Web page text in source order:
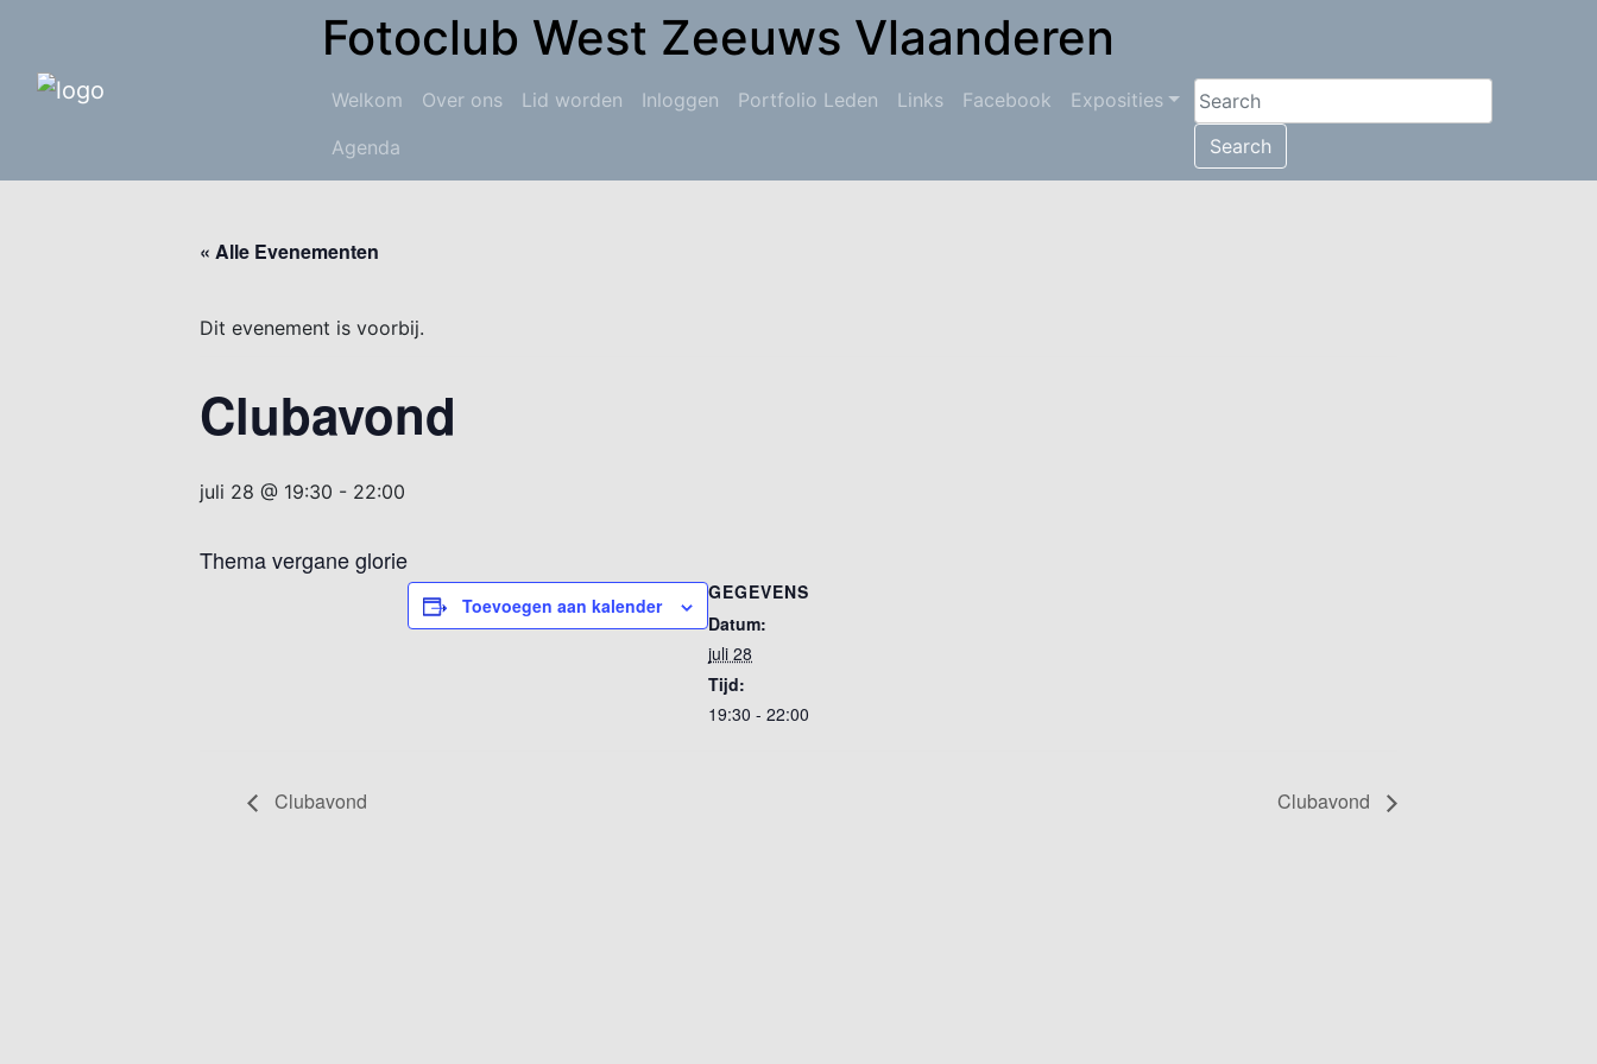
Fotoclub West Zeeuws Vlaanderen
Welkom Over ons Lid worden Inloggen Portfolio Leden Links Facebook
Exposities
Agenda
Search
« Alle Evenementen
Dit evenement is voorbij.
Clubavond
juli 28 @ 19:30 - 22:00
Thema vergane glorie
Toevoegen aan kalender
GEGEVENS
Datum:
juli 28
Tijd:
19:30 - 22:00
Clubavond Clubavond